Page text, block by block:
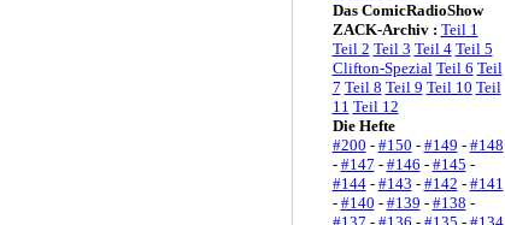
Das ComicRadioShow
ZACK-Archiv : Teil 1
Teil 2 Teil 3 Teil 4 Teil 5
Clifton-Spezial Teil 6 Teil
7 Teil 8 Teil 9 Teil 10 Teil
11 Teil 12
Die Hefte
#200 - #150 - #149 - #148
- #147 - #146 - #145 -
#144- #143 - #142 - #141
- #140 - #139 - #138 -